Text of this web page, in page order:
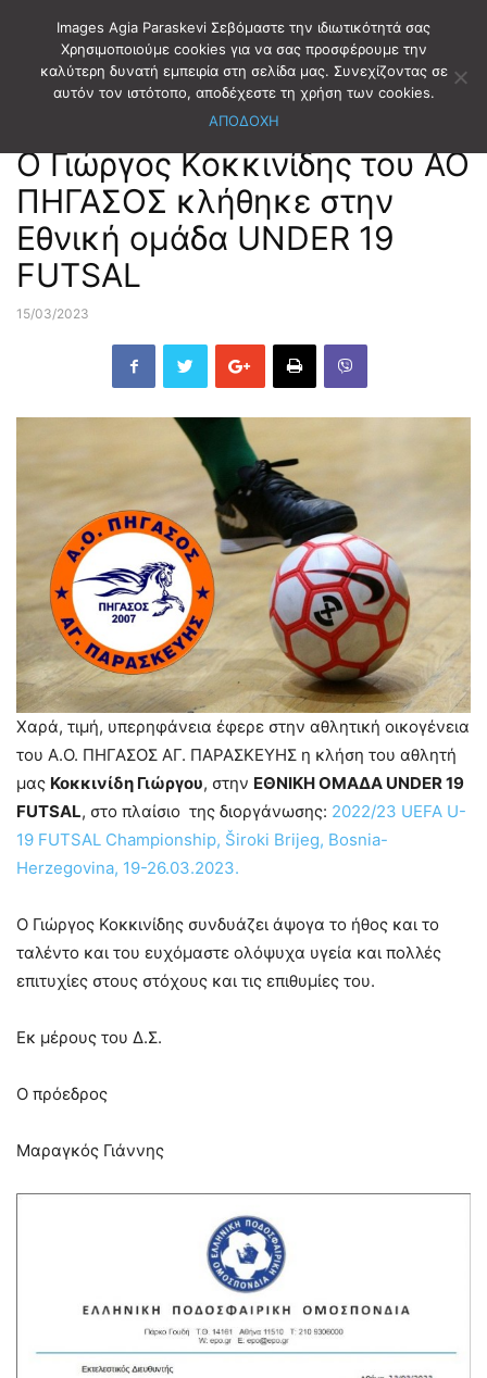
Αρχική ΑΘΛΗΤΙΣΜΟΣ ΠΟΔΟΣΦΑΙΡΟ ΣΑΛΑΣ
ΠΟΔΟΣΦΑΙΡΟ ΣΑΛΑΣ
Ο Γιώργος Κοκκινίδης του ΑΟ
ΠΗΓΑΣΟΣ κλήθηκε στην
Εθνική ομάδα UNDER 19
FUTSAL
15/03/2023
Χαρά, τιμή, υπερηφάνεια έφερε στην αθλητική οικογένεια
του Α.Ο. ΠΗΓΑΣΟΣ ΑΓ. ΠΑΡΑΣΚΕΥΗΣ η κλήση του αθλητή
μας Κοκκινίδη Γιώργου, στην ΕΘΝΙΚΗ ΟΜΑΔΑ UNDER 19
FUTSAL, στο πλαίσιο της διοργάνωσης: 2022/23 UEFA U-
19 FUTSAL Championship, Široki Brijeg, Bosnia-
Herzegovina, 19-26.03.2023.
Ο Γιώργος Κοκκινίδης συνδυάζει άψογα το ήθος και το
ταλέντο και του ευχόμαστε ολόψυχα υγεία και πολλές
επιτυχίες στους στόχους και τις επιθυμίες του.
Εκ μέρους του Δ.Σ.
Ο πρόεδρος
Μαραγκός Γιάννης
Images Agia Paraskevi Σεβόμαστε την ιδιωτικότητά σας
Χρησιμοποιούμε cookies για να σας προσφέρουμε την
καλύτερη δυνατή εμπειρία στη σελίδα μας. Συνεχίζοντας σε
αυτόν τον ιστότοπο, αποδέχεστε τη χρήση των cookies.
ΑΠΟΔΟΧΗ